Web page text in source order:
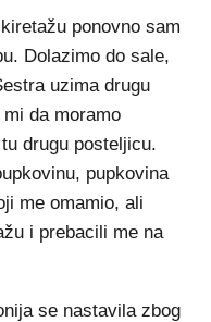
ponovno sam
Dolazimo do sale,
uzima drugu
da moramo
drugu posteljicu.
pupkovina
me omamio, ali
i prebacili me na
se nastavila zbog